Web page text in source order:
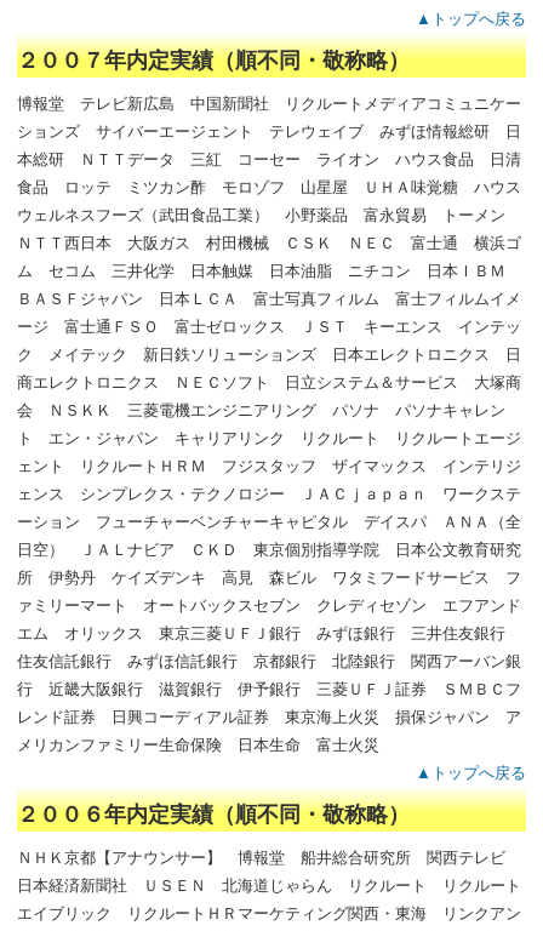
▲トップへ戻る
２００７年内定実績（順不同・敬称略）
博報堂 テレビ新広島 中国新聞社 リクルートメディアコミュニケー
ションズ サイバーエージェント テレウェイブ みずほ情報総研 日
本総研 ＮＴＴデータ 三紅 コーセー ライオン ハウス食品 日清
食品 ロッテ ミツカン酢 モロゾフ 山星屋 ＵＨＡ味覚糖 ハウス
ウェルネスフーズ（武田食品工業） 小野薬品 富永貿易 トーメン
ＮＴＴ西日本 大阪ガス 村田機械 ＣＳＫ ＮＥＣ 富士通 横浜ゴ
ム セコム 三井化学 日本触媒 日本油脂 ニチコン 日本ＩＢＭ
ＢＡＳＦジャパン 日本ＬＣＡ 富士写真フィルム 富士フィルムイメ
ージ 富士通ＦＳＯ 富士ゼロックス ＪＳＴ キーエンス インテッ
ク メイテック 新日鉄ソリューションズ 日本エレクトロニクス 日
商エレクトロニクス ＮＥＣソフト 日立システム＆サービス 大塚商
会 ＮＳＫＫ 三菱電機エンジニアリング パソナ パソナキャレン
ト エン・ジャパン キャリアリンク リクルート リクルートエージ
ェント リクルートＨＲＭ フジスタッフ ザイマックス インテリジ
ェンス シンプレクス・テクノロジー ＪＡＣｊａｐａｎ ワークステ
ーション フューチャーベンチャーキャピタル デイスパ ＡＮＡ（全
日空） ＪＡＬナビア ＣＫＤ 東京個別指導学院 日本公文教育研究
所 伊勢丹 ケイズデンキ 高見 森ビル ワタミフードサービス フ
ァミリーマート オートバックスセブン クレディセゾン エフアンド
エム オリックス 東京三菱ＵＦＪ銀行 みずほ銀行 三井住友銀行
住友信託銀行 みずほ信託銀行 京都銀行 北陸銀行 関西アーバン銀
行 近畿大阪銀行 滋賀銀行 伊予銀行 三菱ＵＦＪ証券 ＳＭＢＣフ
レンド証券 日興コーディアル証券 東京海上火災 損保ジャパン ア
メリカンファミリー生命保険 日本生命 富士火災
▲トップへ戻る
２００６年内定実績（順不同・敬称略）
ＮＨＫ京都【アナウンサー】 博報堂 船井総合研究所 関西テレビ
日本経済新聞社 ＵＳＥＮ 北海道じゃらん リクルート リクルート
エイブリック リクルートＨＲマーケティング関西・東海 リンクアン